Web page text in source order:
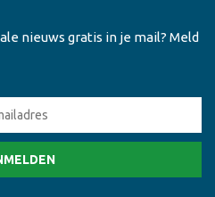
nieuws gratis in je mail? Meld